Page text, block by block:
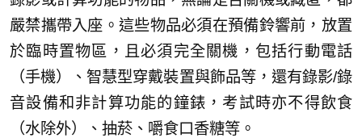
嚴禁攜帶入座。這些物品必須在預備鈴響前，放置
於臨時置物區，且必須完全關機，包括行動電話
（手機）、智慧型穿戴裝置與飾品等，還有錄影/錄
音設備和非計算功能的鐘錶，考試時亦不得飲食
（水除外）、抽菸、嚼食口香糖等。